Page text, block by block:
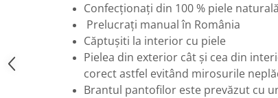
Confecționați din 100 % piele naturală
Prelucrați manual în România
Căptușiti la interior cu piele
Pielea din exterior cât și cea din
corect astfel evitând mirosurile
Brantul pantofilor este prevăzut cu